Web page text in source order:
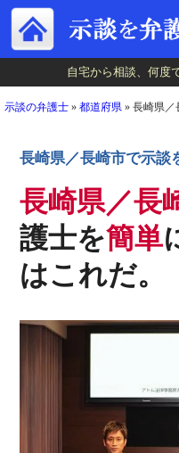
自宅から相談、何度
自宅から相談、何度
示談の弁護士 » 都道府県 » 長崎県／
長崎県／長崎市で示談
長崎県／長
護士を簡単
はこれだ。